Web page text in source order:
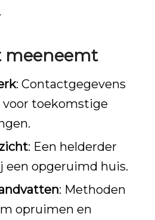
meeneemt
: Contactgegevens
toekomstige
: Een helderder
een opgeruimd huis.
: Methoden
opruimen en